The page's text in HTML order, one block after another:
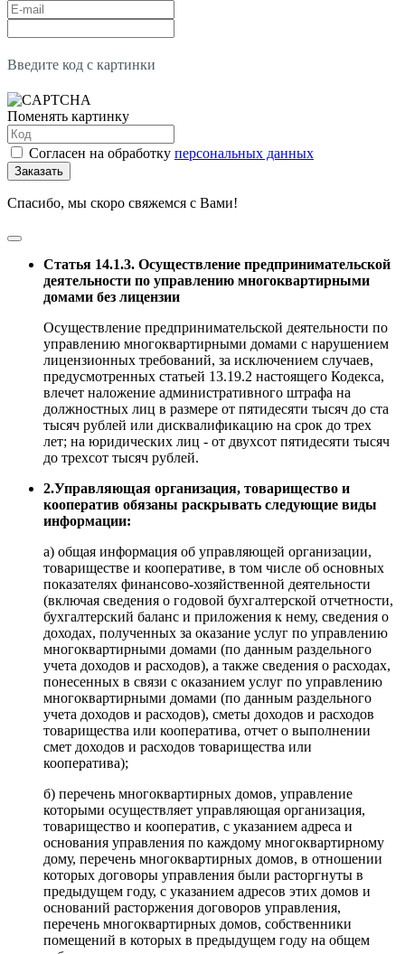
Введите код с картинки
Поменять картинку
Согласен на обработку персональных данных
Заказать
Спасибо, мы скоро свяжемся с Вами!
Статья 14.1.3. Осуществление предпринимательской
деятельности по управлению многоквартирными
домами без лицензии
Осуществление предпринимательской деятельности по
управлению многоквартирными домами с нарушением
лицензионных требований, за исключением случаев,
предусмотренных статьей 13.19.2 настоящего Кодекса,
влечет наложение административного штрафа на
должностных лиц в размере от пятидесяти тысяч до ста
тысяч рублей или дисквалификацию на срок до трех
лет; на юридических лиц - от двухсот пятидесяти тысяч
до трехсот тысяч рублей.
2.Управляющая организация, товарищество и
кооператив обязаны раскрывать следующие виды
информации:
а) общая информация об управляющей организации,
товариществе и кооперативе, в том числе об основных
показателях финансово-хозяйственной деятельности
(включая сведения о годовой бухгалтерской отчетности,
бухгалтерский баланс и приложения к нему, сведения о
доходах, полученных за оказание услуг по управлению
многоквартирными домами (по данным раздельного
учета доходов и расходов), а также сведения о расходах,
понесенных в связи с оказанием услуг по управлению
многоквартирными домами (по данным раздельного
учета доходов и расходов), сметы доходов и расходов
товарищества или кооператива, отчет о выполнении
смет доходов и расходов товарищества или
кооператива);
б) перечень многоквартирных домов, управление
которыми осуществляет управляющая организация,
товарищество и кооператив, с указанием адреса и
основания управления по каждому многоквартирному
дому, перечень многоквартирных домов, в отношении
которых договоры управления были расторгнуты в
предыдущем году, с указанием адресов этих домов и
оснований расторжения договоров управления,
перечень многоквартирных домов, собственники
помещений в которых в предыдущем году на общем